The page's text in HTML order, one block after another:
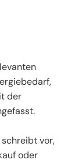
der
schreibt vor,
oder